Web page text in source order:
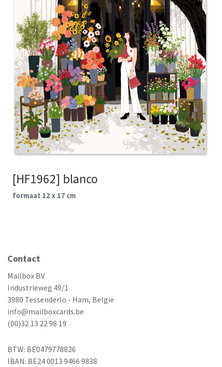
[HF1962] blanco
formaat 12 x 17 cm
Contact
Mailbox BV
Industrieweg 49/1
3980 Tessenderlo - Ham, België
info@mailboxcards.be
(00)32 13 22 98 19
BTW: BE0479778826
IBAN: BE24 0013 9466 9838